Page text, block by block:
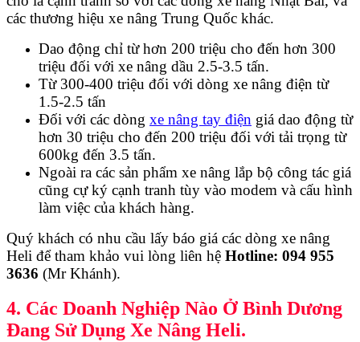
các thương hiệu xe nâng Trung Quốc khác.
Dao động chỉ từ hơn 200 triệu cho đến hơn 300
triệu đối với xe nâng dầu 2.5-3.5 tấn.
Từ 300-400 triệu đối với dòng xe nâng điện từ
1.5-2.5 tấn
Đối với các dòng xe nâng tay điện giá dao động từ
hơn 30 triệu cho đến 200 triệu đối với tải trọng từ
600kg đến 3.5 tấn.
Ngoài ra các sản phẩm xe nâng lắp bộ công tác giá
cũng cự ký cạnh tranh tùy vào modem và cấu hình
làm việc của khách hàng.
Quý khách có nhu cầu lấy báo giá các dòng xe nâng
Heli để tham khảo vui lòng liên hệ Hotline: 094 955
3636 (Mr Khánh).
4. Các Doanh Nghiệp Nào Ở Bình Dương
Đang Sử Dụng Xe Nâng Heli.